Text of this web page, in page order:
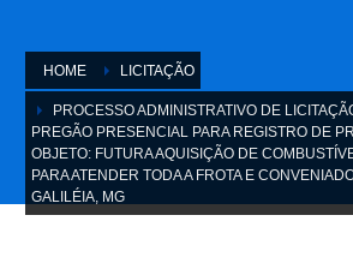
HOME LICITAÇÃO
PROCESSO ADMINISTRATIVO DE
PREGÃO PRESENCIAL PARA REGISTRO DE
OBJETO: FUTURA AQUISIÇÃO DE
PARA ATENDER TODA A FROTA E
GALILÉIA, MG